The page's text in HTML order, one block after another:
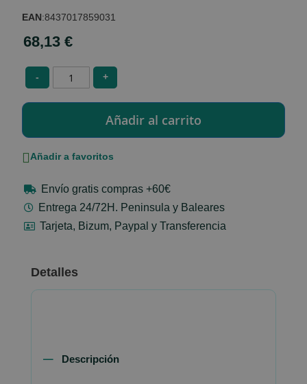
EAN:8437017859031
68,13 €
- +
Añadir a favoritos
Envío gratis compras +60€
Entrega 24/72H. Peninsula y Baleares
Tarjeta, Bizum, Paypal y Transferencia
Detalles
Descripción